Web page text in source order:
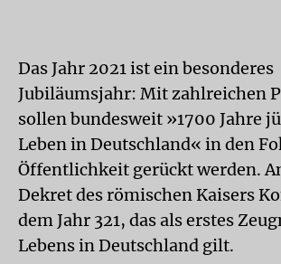
Das Jahr 2021 ist ein besonderes
Jubiläumsjahr: Mit zahlreichen
sollen bundesweit »1700 Jahre
Leben in Deutschland« in den
Öffentlichkeit gerückt werden.
Dekret des römischen Kaisers
dem Jahr 321, das als erstes
Lebens in Deutschland gilt.